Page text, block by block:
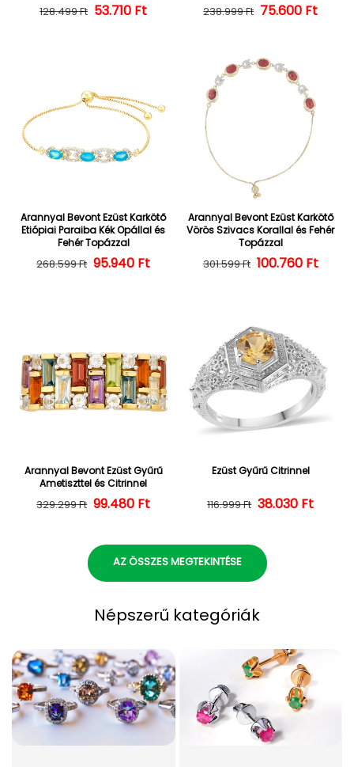
Normál ár
128.499 Ft Kedvezményes ár
53.710 Ft Normál ár
238.999 Ft 75.600 Ft
Arannyal Bevont Ezüst Karkötő
Etiópiai Paraiba Kék Opállal és
Fehér Topázzal
Normál ár
268.599 Ft Kedvezményes ár
95.940 Ft
Arannyal Bevont Ezüst Karkötő
Vörös Szivacs Korallal és Fehér
Topázzal
Normál ár
301.599 Ft 100.760 Ft
Arannyal Bevont Ezüst Gyűrű
Ametiszttel és Citrinnel
Normál ár
329.299 Ft Kedvezményes ár
99.480 Ft
Ezüst Gyűrű Citrinnel
Normál ár
116.999 Ft 38.030 Ft
AZ ÖSSZES MEGTEKINTÉSE
Népszerű kategóriák